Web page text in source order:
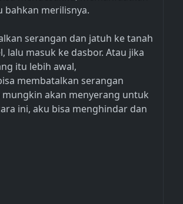
bahkan merilisnya.
serangan dan jatuh ke tanah
masuk ke dasbor. Atau jika
itu lebih awal,
membatalkan serangan
akan menyerang untuk
ini, aku bisa menghindar dan